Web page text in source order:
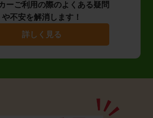
ーご利用の際のよくある疑問
や不安を解消します！
詳しく見る